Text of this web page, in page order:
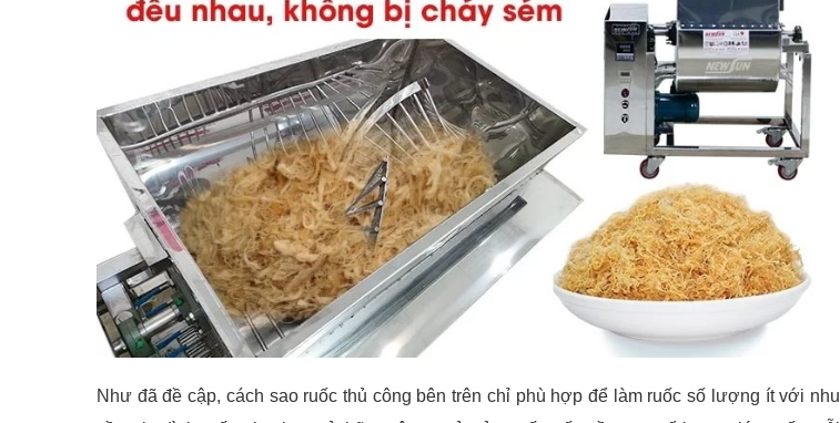
Như đã đề cập, cách sao ruốc thủ công bên trên chỉ phù hợp để làm ruốc số lượng ít với nhu